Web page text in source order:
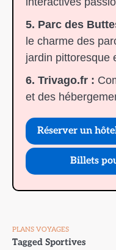
5. Parc des
le charme des
jardin pittoresque
6. Trivago.fr :
et des
Réserver un
Billets
PLANS VOYAGES
Tagged Sportives